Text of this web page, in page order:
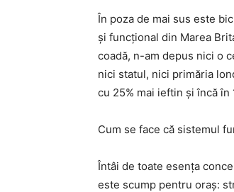
În poza de mai sus este
și funcțional din Marea
coadă, n-am depus nici o
nici statul, nici primăria
cu 25% mai ieftin și încă în
Cum se face că sistemul
Întâi de toate esența
este scump pentru oraș: